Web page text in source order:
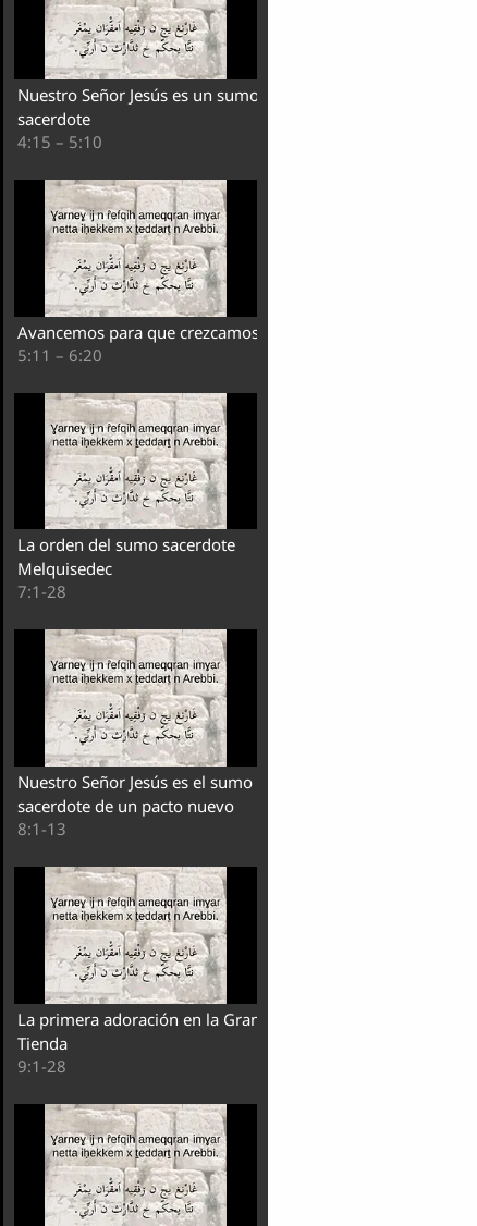
Nuestro Señor Jesús es un sumo
sacerdote
4:15 – 5:10
Avancemos para que crezcamos
5:11 – 6:20
La orden del sumo sacerdote
Melquisedec
7:1-28
Nuestro Señor Jesús es el sumo
sacerdote de un pacto nuevo
8:1-13
La primera adoración en la Gran
Tienda
9:1-28